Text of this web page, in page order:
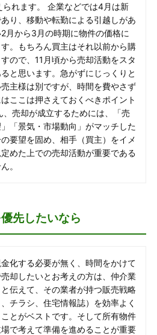
れます。 企業などでは4月は新
り、移動や転勤による引越しがあ
月から3月の時期に物件の価格に
。もちろん買主はそれ以前から購
ので、11月頃から売却活動をスタ
と思います。急がずにじっくりと
主様は別ですが、時間を費やさず
ここは押さえておくべきポイント
売却が成立するためには、「売
「景気・市場動向」がマッチした
要望を固め、相手（買主）をイメ
めた上での売却活動が重要である
。
先したいなら
化する必要が無く、時間をかけて
却したいとお考えの方は、仲介業
伝えて、その業者が持つ販売戦略
チラシ、住宅情報誌）を効率よく
とがベストです。そして所有物件
で考えて準備を進めることが重要